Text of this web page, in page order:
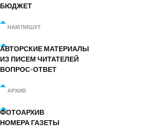
БЮДЖЕТ
НАМ ПИШУТ
АВТОРСКИЕ МАТЕРИАЛЫ
ИЗ ПИСЕМ ЧИТАТЕЛЕЙ
ВОПРОС-ОТВЕТ
АРХИВ
ФОТОАРХИВ
НОМЕРА ГАЗЕТЫ